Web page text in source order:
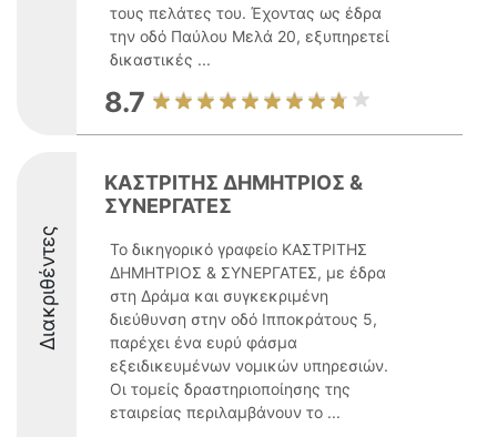
τους πελάτες του. Έχοντας ως έδρα
την οδό Παύλου Μελά 20, εξυπηρετεί
δικαστικές ...
8.7
Διακριθέντες
ΚΑΣΤΡΙΤΗΣ ΔΗΜΗΤΡΙΟΣ &
ΣΥΝΕΡΓΑΤΕΣ
Το δικηγορικό γραφείο ΚΑΣΤΡΙΤΗΣ
ΔΗΜΗΤΡΙΟΣ & ΣΥΝΕΡΓΑΤΕΣ, με έδρα
στη Δράμα και συγκεκριμένη
διεύθυνση στην οδό Ιπποκράτους 5,
παρέχει ένα ευρύ φάσμα
εξειδικευμένων νομικών υπηρεσιών.
Οι τομείς δραστηριοποίησης της
εταιρείας περιλαμβάνουν το ...